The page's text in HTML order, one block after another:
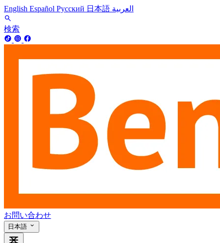
English Español Русский 日本語 العربية
検索
お問い合わせ
日本語